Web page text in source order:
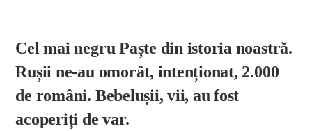
Cel mai negru Paște din istoria noastră.
Rușii ne-au omorât, intenționat, 2.000
de români. Bebelușii, vii, au fost
acoperiți de var.